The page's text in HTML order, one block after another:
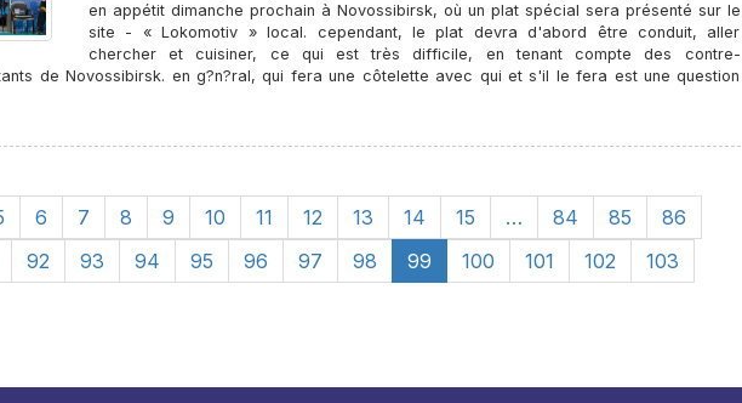
en appétit dimanche prochain à Novossibirsk, où un plat spécial sera présenté sur le
site - « Lokomotiv » local. cependant, le plat devra d'abord être conduit, aller
chercher et cuisiner, ce qui est très difficile, en tenant compte des contre-
de Novossibirsk. en g?n?ral, qui fera une côtelette avec qui et s'il le fera est une question
6 7 8 9 10 11 12 13 14 15 … 84 85
86
92 93 94 95 96 97 98 99 100 101 102
103